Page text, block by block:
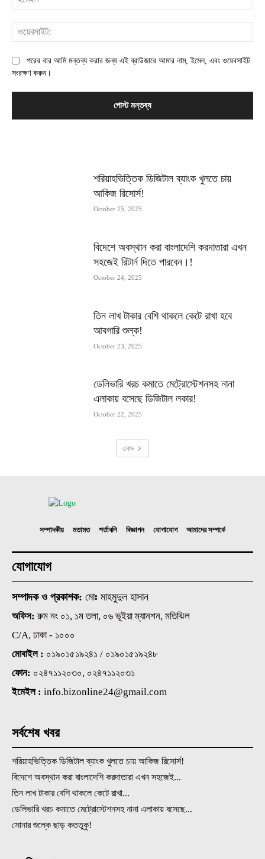
পরের বার আমি মন্তব্য করার জন্য এই ব্রাউজারে আমার নাম, ইমেল, এবং ওয়েবসাইট
সংরক্ষণ করুন।
শরিয়াহভিত্তিক ডিজিটাল ব্যাংক খুলতে চায়
আকিজ রিসোর্স!
October 25, 2025
বিদেশে অবস্থান করা বাংলাদেশি করদাতারা এখন
সহজেই রিটার্ন দিতে পারবেন।!
October 24, 2025
তিন লাখ টাকার বেশি থাকলে কেটে রাখা হবে
আবগারি শুল্ক!
October 23, 2025
ডেলিভারি খরচ কমাতে মেট্রোস্টেশনসহ নানা
এলাকায় বসেছে ডিজিটাল লকার!
October 22, 2025
লোড
সম্পাদকীয় মতামত শর্তাবলি বিজ্ঞাপন যোগাযোগ আমাদের সম্পর্কে
যোগাযোগ
সম্পাদক ও প্রকাশক: মোঃ মাহমুদুল হাসান
অফিস:রুম নং ০১, ১ম তলা, ০৬ ভূইয়া ম্যানশন, মতিঝিল
C/A, ঢাকা - ১০০০
মোবাইল : ০১৯০১৫১৯২৪১ / ০১৯০১৫১৯২৪৮
ফোন: ০২৪৭১১২০৩০, ০২৪৭১১২০৩১
ইমেইল : info.bizonline24@gmail.com
সর্বশেষ খবর
শরিয়াহভিত্তিক ডিজিটাল ব্যাংক খুলতে চায় আকিজ রিসোর্স!
বিদেশে অবস্থান করা বাংলাদেশি করদাতারা এখন সহজেই...
তিন লাখ টাকার বেশি থাকলে কেটে রাখা...
ডেলিভারি খরচ কমাতে মেট্রোস্টেশনসহ নানা এলাকায় বসেছে...
সোনার শুল্কে ছাড় কততুকু!